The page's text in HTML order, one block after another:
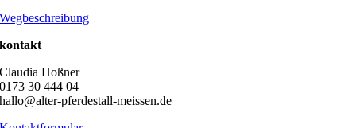
Wegbeschreibung
kontakt
Claudia Hoßner
0173 30 444 04
hallo@alter-pferdestall-meissen.de